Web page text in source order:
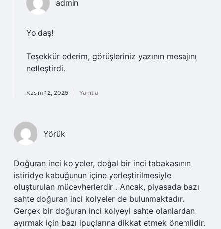
admin
Yoldaş!
Teşekkür ederim, görüşleriniz yazının mesajını
netleştirdi.
Kasım 12, 2025 Yanıtla
Yörük
Doğuran inci kolyeler, doğal bir inci tabakasının
istiridye kabuğunun içine yerleştirilmesiyle
oluşturulan mücevherlerdir . Ancak, piyasada bazı
sahte doğuran inci kolyeler de bulunmaktadır.
Gerçek bir doğuran inci kolyeyi sahte olanlardan
ayırmak için bazı ipuçlarına dikkat etmek önemlidir.